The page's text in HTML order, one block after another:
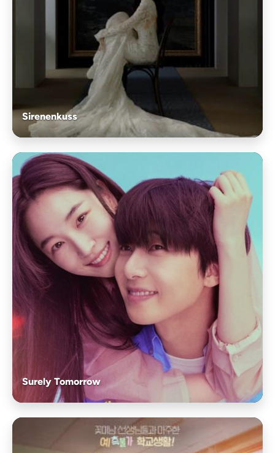
Sirenenkuss
Surely Tomorrow